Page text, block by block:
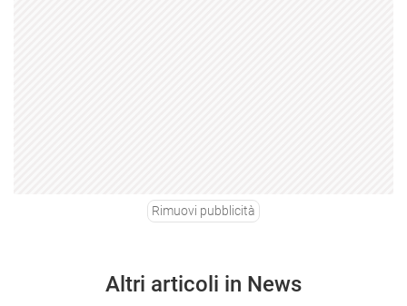
Rimuovi pubblicità
Altri articoli in News